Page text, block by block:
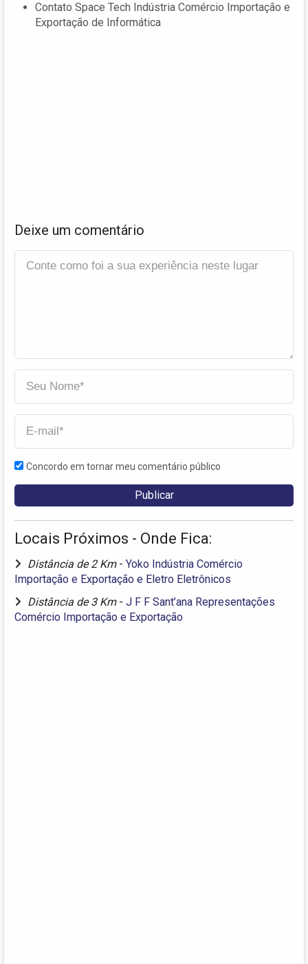
Contato Space Tech Indústria Comércio Importação e
Exportação de Informática
Deixe um comentário
Concordo em tornar meu comentário público
Locais Próximos - Onde Fica:
Distância de 2 Km - Yoko Indústria Comércio
Importação e Exportação e Eletro Eletrônicos
Distância de 3 Km - J F F Sant’ana Representações
Comércio Importação e Exportação